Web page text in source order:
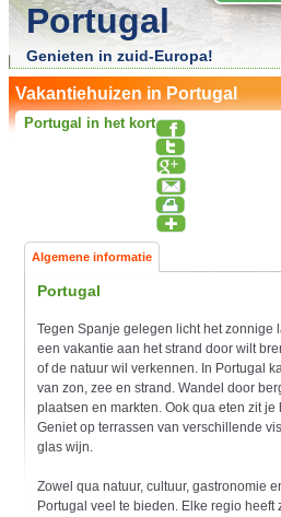
Portugal
Genieten in zuid-Europa!
Vakantiehuizen in Portugal
Portugal in het kort
Algemene informatie
Portugal
Tegen Spanje gelegen licht het zonnige
een vakantie aan het strand door wilt
of de natuur wil verkennen. In Portugal
van zon, zee en strand. Wandel door
plaatsen en markten. Ook qua eten zit
Geniet op terrassen van verschillende
glas wijn.
Zowel qua natuur, cultuur, gastronomie
Portugal veel te bieden. Elke regio heeft